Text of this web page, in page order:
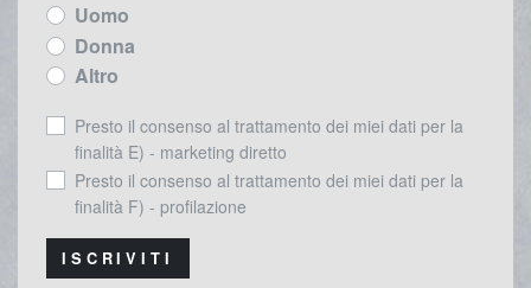
Uomo
Donna
Altro
Presto il consenso al trattamento dei miei dati per la
finalità E) - marketing diretto
Presto il consenso al trattamento dei miei dati per la
finalità F) - profilazione
ISCRIVITI